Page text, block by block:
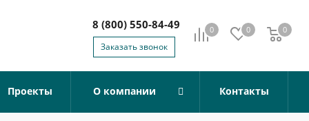
0 0 0
0
8 (800) 550-84-49
Заказать звонок
Проекты О компании Контакты